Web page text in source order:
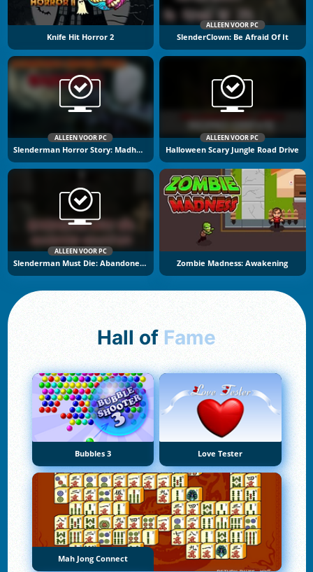
Knife Hit Horror 2
ALLEEN VOOR PC
SlenderClown: Be Afraid Of It
ALLEEN VOOR PC
Slenderman Horror Story: Madhouse
ALLEEN VOOR PC
Halloween Scary Jungle Road Drive
ALLEEN VOOR PC
Slenderman Must Die: Abandoned Graveyard Zombie Madness: Awakening
Hall of Fame
Bubbles 3 Love Tester
Mah Jong Connect